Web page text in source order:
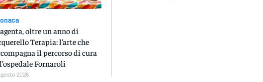
oltre un anno di
Terapia: l’arte che
il percorso di cura
Fornaroli
2026